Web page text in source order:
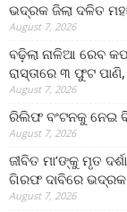
ଭଦ୍ରକ ଜିଲା ଦଳିତ
August 7, 2026
ବଢ଼ିଲା ନାଳିଆ ରେବ
ରାସ୍ତାରେ ୩ ଫୁଟ
August 7, 2026
ରିଲିଫ ବଂଟନକୁ ନେଇ
August 7, 2026
ଜୀବିତ ମା’ଙ୍କୁ ମୃତ
ଗିରଫ ଦାବିରେ
August 7, 2026